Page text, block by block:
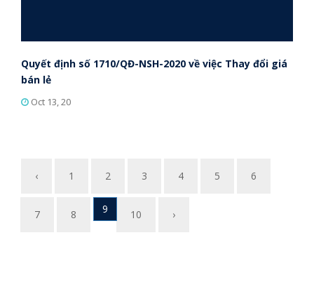
Quyết định số 1710/QĐ-NSH-2020 về việc Thay đổi giá
bán lẻ
Oct 13, 20
‹ 1 2 3 4 5 6
7 8 9 10 ›